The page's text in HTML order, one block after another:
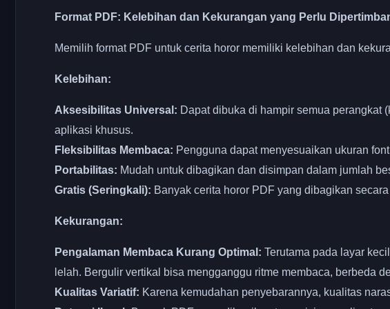
Format PDF: Kelebihan dan Kekurangan yang Perlu
Memilih format PDF untuk cerita horor memiliki kelebihan dan
Kelebihan:
Aksesibilitas Universal: Dapat dibuka di hampir semua perangkat
aplikasi khusus.
Fleksibilitas Membaca: Pengguna dapat menyesuaikan ukuran
Portabilitas: Mudah untuk dibagikan dan disimpan dalam jumlah
Gratis (Seringkali): Banyak cerita horor PDF yang dibagikan
Kekurangan:
Pengalaman Membaca Kurang Optimal: Terutama pada layar
lelah. Bergulir vertikal bisa mengganggu ritme membaca, berbeda
Kualitas Variatif: Karena kemudahan penyebarannya, kualitas